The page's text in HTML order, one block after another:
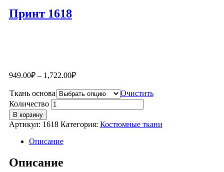
Принт 1618
949.00₽– 1,722.00₽
Ткань основа
Очистить
Количество
В корзину
Артикул: 1618 Категория: Костюмные ткани
Описание
Описание